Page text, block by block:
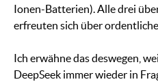
Ionen-Batterien). Alle drei
erfreuten sich über
Ich erwähne das deswegen,
DeepSeek immer wieder in